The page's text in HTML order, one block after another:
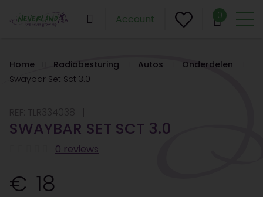
Account 0
Home Radiobesturing Autos
Onderdelen
Swaybar Set Sct 3.0
SWAYBAR SET SCT 3.0
0 reviews
18